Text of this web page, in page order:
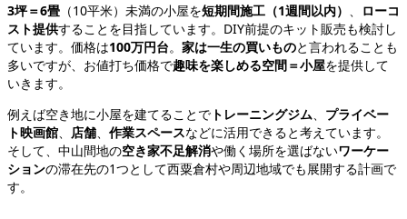
3坪＝6畳 （10平米）未満の小屋を短期間施工（1週間以内）
ローコ
スト提供することを目指しています。DIY前提のキット販売も検討し
ています。価格は100万円台。 家は一生の買いものと言われることも
多いですが、お値打ち価格で趣味を楽しめる空間＝小屋を提供して
いきます。
例えば空き地に小屋を建てることで トレーニングジム
プライベー
ト映画館
店舗 作業スペースなどに活用できると考えています。
そして、中山間地の空き家不足解消や働く場所を選ばないワーケー
ションの滞在先の1つとして西粟倉村や周辺地域でも展開する計画で
す。